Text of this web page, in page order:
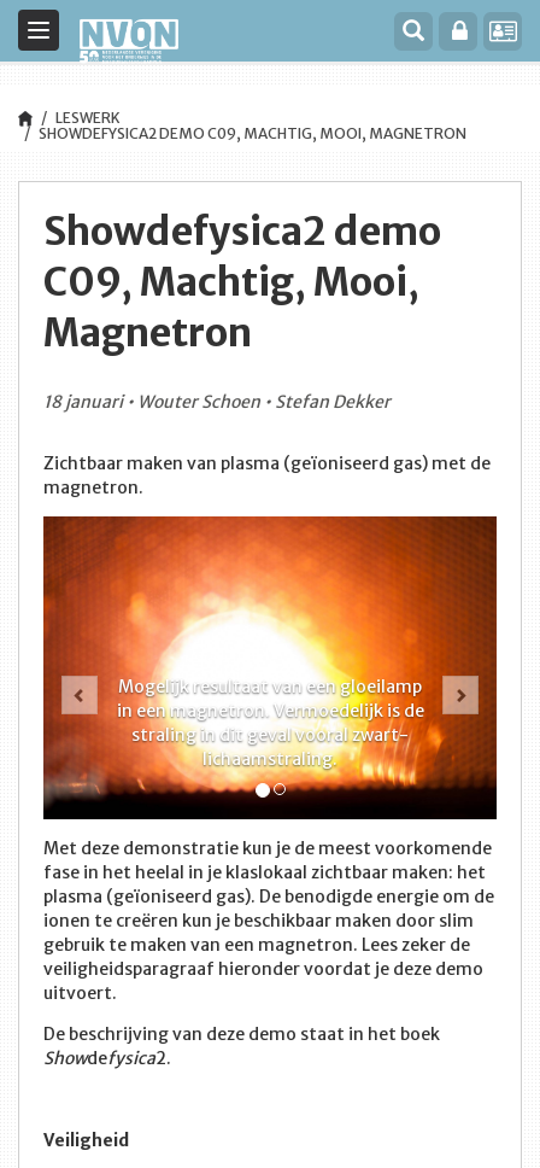
Toggle
navigation
LESWERK
SHOWDEFYSICA2 DEMO C09, MACHTIG, MOOI, MAGNETRON
Showdefysica2 demo
C09, Machtig, Mooi,
Magnetron
18 januari • Wouter Schoen • Stefan Dekker
Zichtbaar maken van plasma (geïoniseerd gas) met de
magnetron.
Mogelijk resultaat van een gloeilamp
in een magnetron. Vermoedelijk is de
straling in dit geval vooral zwart-
lichaamstraling.
Vorige
Met deze demonstratie kun je de meest voorkomende
fase in het heelal in je klaslokaal zichtbaar maken: het
plasma (geïoniseerd gas). De benodigde energie om de
ionen te creëren kun je beschikbaar maken door slim
gebruik te maken van een magnetron. Lees zeker de
veiligheidsparagraaf hieronder voordat je deze demo
uitvoert.
De beschrijving van deze demo staat in het boek
Showdefysica2.
Veiligheid